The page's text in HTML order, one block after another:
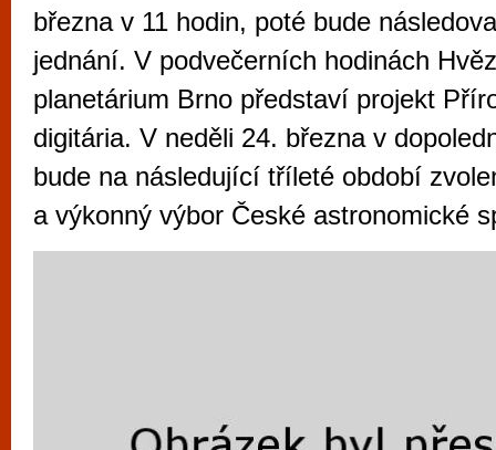
března v 11 hodin, poté bude
jednání. V podvečerních hodinách
planetárium Brno představí projekt
digitária. V neděli 24. března v
bude na následující tříleté období
a výkonný výbor České astronomické
vyzkoušet různé kasinové hry. V
metropoli naleznete širokou nabídku her
po moderní automaty jak pro pravidelné
příležitostné hráče. V...